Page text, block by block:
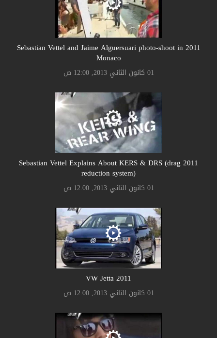
2011 Sebastian Vettel and Jaime Alguersuari photo-shoot in
Monaco
01 كانون الثاني 2013, 12:00 ص
2011 Sebastian Vettel Explains About KERS & DRS (drag
reduction system)
01 كانون الثاني 2013, 12:00 ص
2011 VW Jetta
01 كانون الثاني 2013, 12:00 ص